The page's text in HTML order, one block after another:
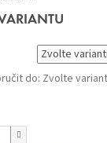
do: Zvolte